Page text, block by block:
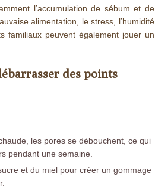
l’accumulation de sébum et de
alimentation, le stress, l’humidité
familiaux peuvent également jouer un
des points
les pores se débouchent, ce qui
pendant une semaine.
et du miel pour créer un gommage